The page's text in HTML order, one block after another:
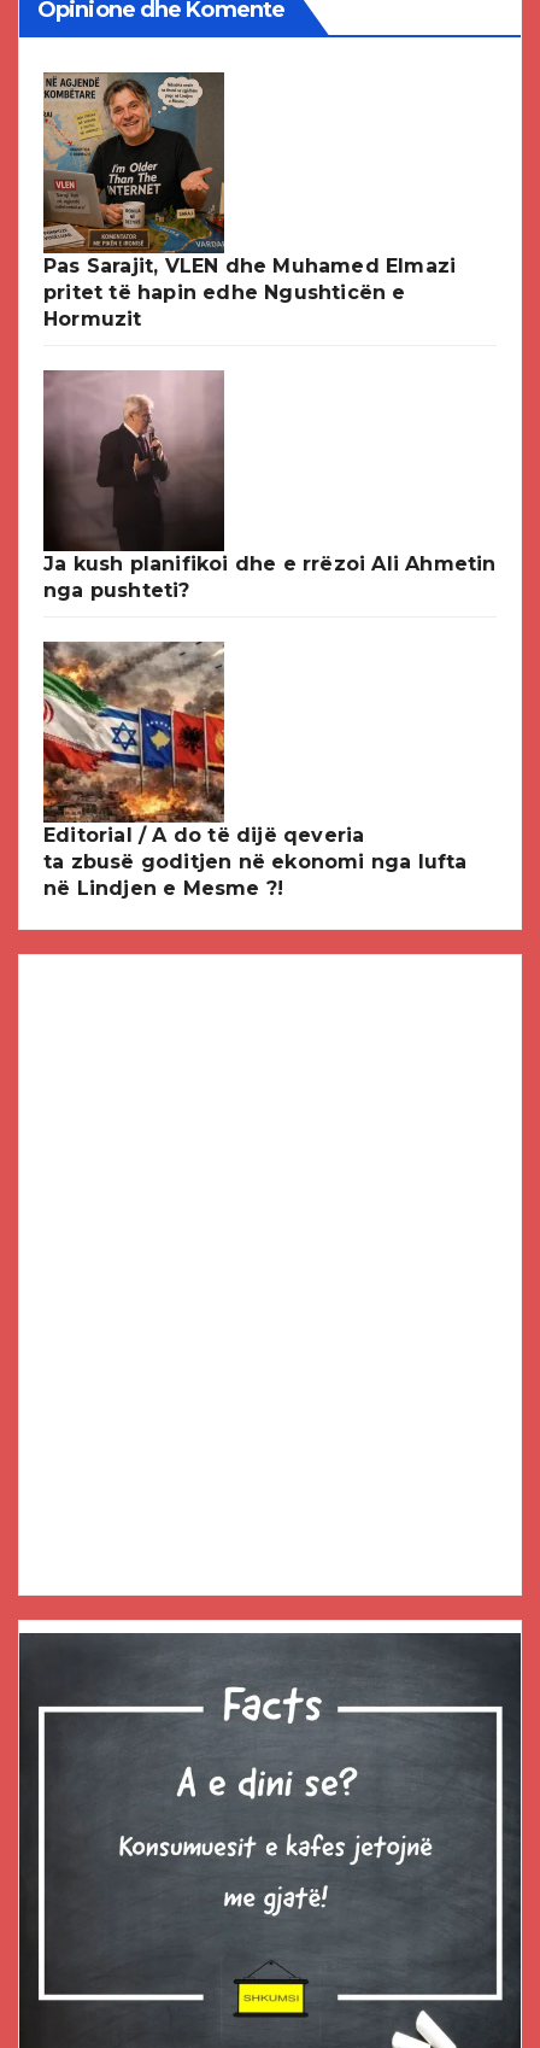
Opinione dhe Komente
Pas Sarajit, VLEN dhe Muhamed Elmazi
pritet të hapin edhe Ngushticën e
Hormuzit
Ja kush planifikoi dhe e rrëzoi Ali Ahmetin
nga pushteti?
Editorial / A do të dijë qeveria
ta zbusë goditjen në ekonomi nga lufta
në Lindjen e Mesme ?!